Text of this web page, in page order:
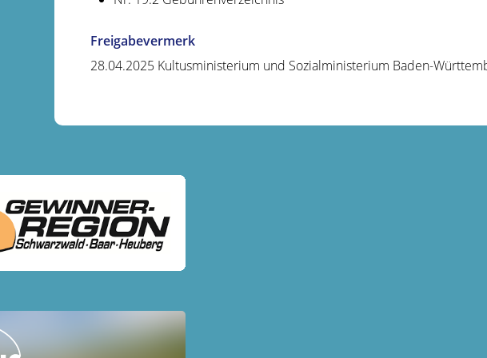
Freigabevermerk
28.04.2025 Kultusministerium und Sozialministerium Baden-